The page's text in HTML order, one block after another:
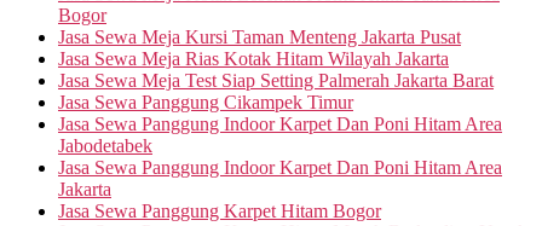
Bogor
Jasa Sewa Meja Kursi Taman Menteng Jakarta Pusat
Jasa Sewa Meja Rias Kotak Hitam Wilayah Jakarta
Jasa Sewa Meja Test Siap Setting Palmerah Jakarta Barat
Jasa Sewa Panggung Cikampek Timur
Jasa Sewa Panggung Indoor Karpet Dan Poni Hitam Area
Jabodetabek
Jasa Sewa Panggung Indoor Karpet Dan Poni Hitam Area
Jakarta
Jasa Sewa Panggung Karpet Hitam Bogor